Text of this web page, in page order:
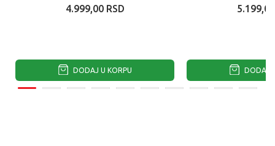
4.999,00 RSD
DODAJ U KORPU
5.199,00
DODAJ